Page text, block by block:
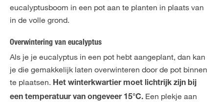
eucalyptusboom in een pot aan te planten in plaats van
in de volle grond.
Overwintering van eucalyptus
Als je je eucalyptus in een pot hebt aangeplant, dan kan
je die gemakkelijk laten overwinteren door de pot binnen
te plaatsen. Het winterkwartier moet lichtrijk zijn bij
een temperatuur van ongeveer 15°C. Een plekje aan